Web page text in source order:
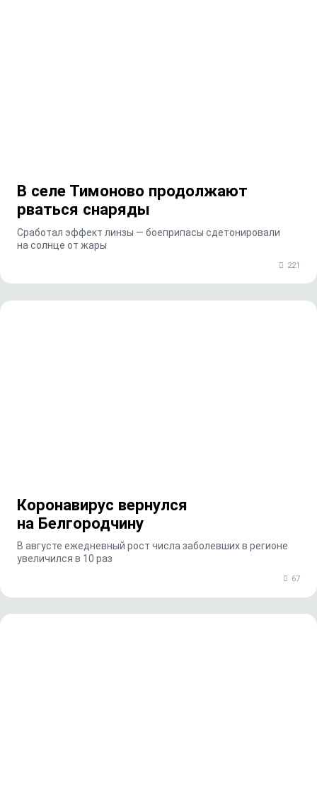
В селе Тимоново продолжают
рваться снаряды
Сработал эффект линзы — боеприпасы сдетонировали
на солнце от жары
221
Коронавирус вернулся
на Белгородчину
В августе ежедневный рост числа заболевших в регионе
увеличился в 10 раз
67